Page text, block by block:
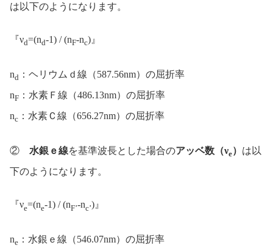
は以下のようになります。
『νd=(nd-1) / (nF-nc)』
nd ：ヘリウムｄ線（587.56nm）の屈折率
nF ：水素Ｆ線（486.13nm）の屈折率
nc ：水素Ｃ線（656.27nm）の屈折率
② 水銀ｅ線を基準波長とした場合のアッベ数（νe） は以
下のようになります。
『νe=(ne-1) / (nF’-nc’)』
ne ：水銀ｅ線（546.07nm）の屈折率